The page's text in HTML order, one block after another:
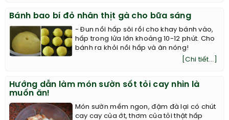
Bánh bao bí đỏ nhân thịt gà cho bữa sáng
- Đun nồi hấp sôi rồi cho khay bánh vào,
hấp trong lửa lớn khoảng 10-12 phút. Cho
bánh ra khỏi nồi hấp và ăn nóng!
[Chi tiết...]
Hướng dẫn làm món sườn sốt tỏi cay nhìn là
muốn ăn!
Món sườn mềm ngon, đậm đà lại có chút
cay cay của ớt, thơm của tỏi thật hấp